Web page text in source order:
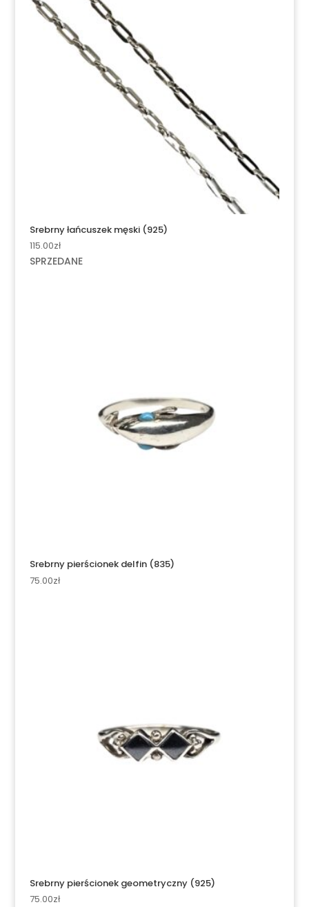
Srebrny łańcuszek męski (925)
115.00zł
SPRZEDANE
Srebrny pierścionek delfin (835)
75.00zł
Srebrny pierścionek geometryczny (925)
75.00zł